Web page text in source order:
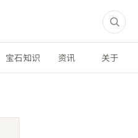
宝石知识 资讯 关于